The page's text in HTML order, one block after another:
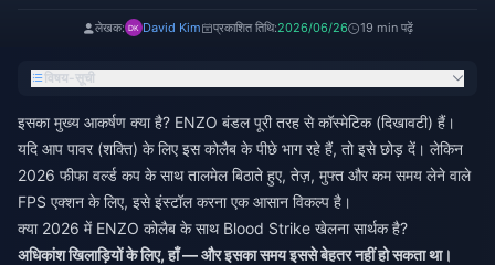
लेखक: David Kim प्रकाशित तिथि:2026/06/26 19 min पढ़ें
विषय-सूची
इसका मुख्य आकर्षण क्या है? ENZO बंडल पूरी तरह से कॉस्मेटिक (दिखावटी) हैं।
यदि आप पावर (शक्ति) के लिए इस कोलैब के पीछे भाग रहे हैं, तो इसे छोड़ दें। लेकिन
2026 फीफा वर्ल्ड कप के साथ तालमेल बिठाते हुए, तेज़, मुफ्त और कम समय लेने वाले
FPS एक्शन के लिए, इसे इंस्टॉल करना एक आसान विकल्प है।
क्या 2026 में ENZO कोलैब के साथ Blood Strike खेलना सार्थक है?
अधिकांश खिलाड़ियों के लिए, हाँ — और इसका समय इससे बेहतर नहीं हो सकता था।